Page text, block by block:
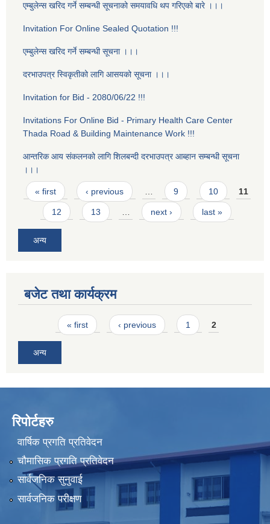
एम्बुलेन्स खरिद गर्ने सम्बन्धी सूचनाको समयावधि थप गरिएको बारे ।।।
Invitation For Online Sealed Quotation !!!
एम्बुलेन्स खरिद गर्ने सम्बन्धी सूचना ।।।
दरभाउपत्र स्विकृतीको लागि आसयको सूचना ।।।
Invitation for Bid - 2080/06/22 !!!
Invitations For Online Bid - Primary Health Care Center
Thada Road & Building Maintenance Work !!!
आन्तरिक आय स‌ंकलनको लागि शिलबन्दी दरभाउपत्र आब्हान सम्बन्धी सूचना
।।।
Pages
« first ‹ previous … 9 10 11
12 13 … next › last »
अन्य
बजेट तथा कार्यक्रम
Pages« first ‹ previous 1 2
अन्य
रिपोर्टहरु
वार्षिक प्रगति प्रतिवेदन
चौमासिक प्रगति प्रतिवेदन
सार्वजनिक सुनुवाई
सार्वजनिक परीक्षण